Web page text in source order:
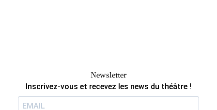
Newsletter
Inscrivez-vous et recevez les news du théâtre !